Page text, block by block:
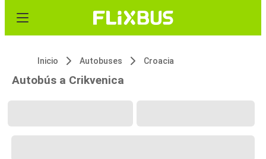
Inicio Autobuses Croacia
Autobús a Crikvenica